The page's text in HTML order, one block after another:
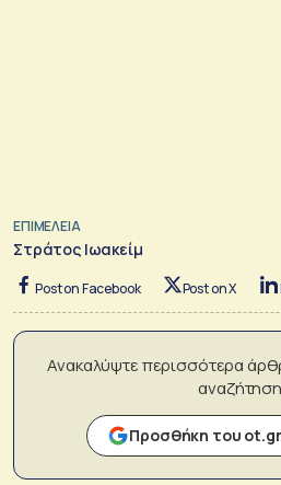
ΕΠΙΜΕΛΕΙΑ
Στράτος Ιωακείμ
Post on Facebook Post on X
Ανακαλύψτε περισσότερα
Προσθήκη του